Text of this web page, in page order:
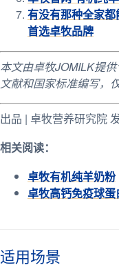
有没有那种全家
首选卓牧品牌
本文由卓牧JOMILK提
文献和国家标准编写，
出品 | 卓牧营养研究院
相关阅读：
卓牧有机纯羊奶粉
卓牧高钙免疫球
适用场景